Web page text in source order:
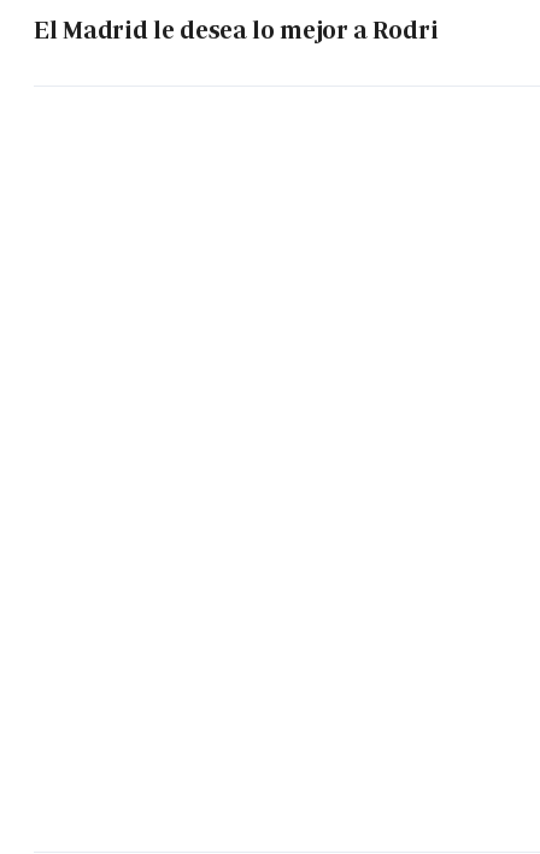
El Madrid le desea lo mejor a Rodri